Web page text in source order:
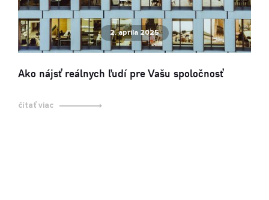
2. apríla 2025
Ako nájsť reálnych ľudí pre Vašu spoločnosť
čítať viac